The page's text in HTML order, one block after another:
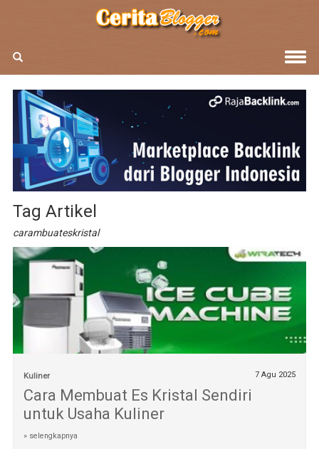
Tag Artikel
carambuateskristal
Kuliner 7 Agu 2025
Cara Membuat Es Kristal Sendiri
untuk Usaha Kuliner
» selengkapnya